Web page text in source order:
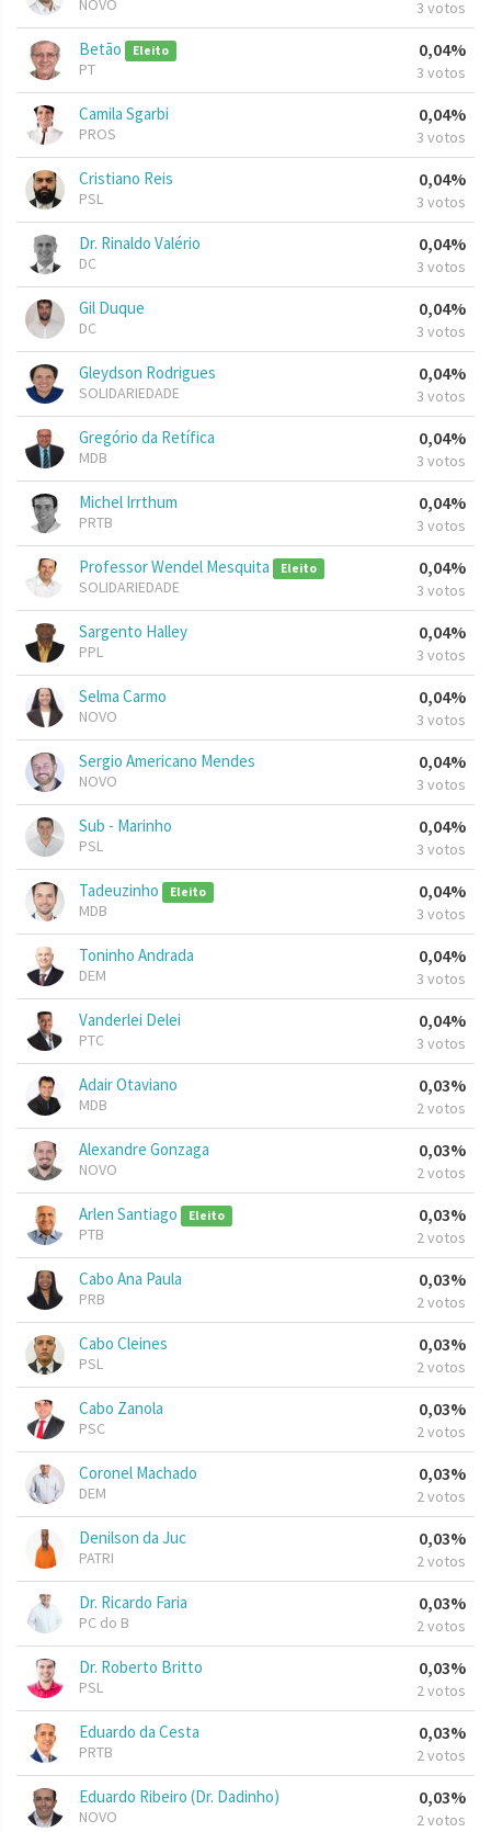
NOVO 3 votos
Betão Eleito
PT
0,04%
3 votos
Camila Sgarbi
PROS
0,04%
3 votos
Cristiano Reis
PSL
0,04%
3 votos
Dr. Rinaldo Valério
DC
0,04%
3 votos
Gil Duque
DC
0,04%
3 votos
Gleydson Rodrigues
SOLIDARIEDADE
0,04%
3 votos
Gregório da Retífica
MDB
0,04%
3 votos
Michel Irrthum
PRTB
0,04%
3 votos
Professor Wendel Mesquita Eleito
SOLIDARIEDADE
0,04%
3 votos
Sargento Halley
PPL
0,04%
3 votos
Selma Carmo
NOVO
0,04%
3 votos
Sergio Americano Mendes
NOVO
0,04%
3 votos
Sub - Marinho
PSL
0,04%
3 votos
Tadeuzinho Eleito
MDB
0,04%
3 votos
Toninho Andrada
DEM
0,04%
3 votos
Vanderlei Delei
PTC
0,04%
3 votos
Adair Otaviano
MDB
0,03%
2 votos
Alexandre Gonzaga
NOVO
0,03%
2 votos
Arlen Santiago Eleito
PTB
0,03%
2 votos
Cabo Ana Paula
PRB
0,03%
2 votos
Cabo Cleines
PSL
0,03%
2 votos
Cabo Zanola
PSC
0,03%
2 votos
Coronel Machado
DEM
0,03%
2 votos
Denilson da Juc
PATRI
0,03%
2 votos
Dr. Ricardo Faria
PC do B
0,03%
2 votos
Dr. Roberto Britto
PSL
0,03%
2 votos
Eduardo da Cesta
PRTB
0,03%
2 votos
Eduardo Ribeiro (Dr. Dadinho)
NOVO
0,03%
2 votos